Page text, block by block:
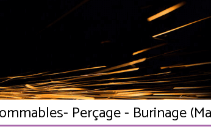
- Perçage - Burinage